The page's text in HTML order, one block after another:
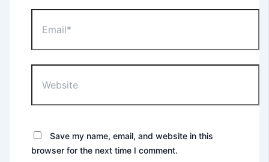
Save my name, email, and website in this
browser for the next time I comment.